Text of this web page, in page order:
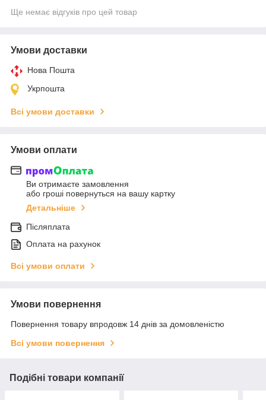
Ще немає відгуків про цей товар
Умови доставки
Нова Пошта
Укрпошта
Всі умови доставки
Умови оплати
Ви отримаєте замовлення
або гроші повернуться на вашу картку
Детальніше
Післяплата
Оплата на рахунок
Всі умови оплати
Умови повернення
Повернення товару впродовж 14 днів за домовленістю
Всі умови повернення
Подібні товари компанії